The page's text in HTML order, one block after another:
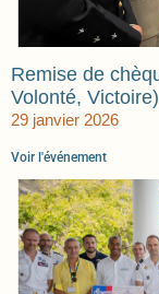
Remise de
Volonté, Victoire)
29 janvier 2026
Voir l'événement